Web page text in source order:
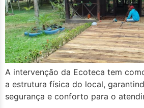
A intervenção da Ecoteca tem
a estrutura física do local,
segurança e conforto para o